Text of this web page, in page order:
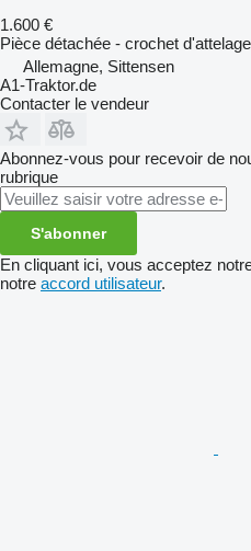
1.600 €
Pièce détachée - crochet d'attelage
Allemagne, Sittensen
A1-Traktor.de
Contacter le vendeur
Abonnez-vous pour recevoir de
rubrique
S'abonner
En cliquant ici, vous acceptez
notre accord utilisateur.